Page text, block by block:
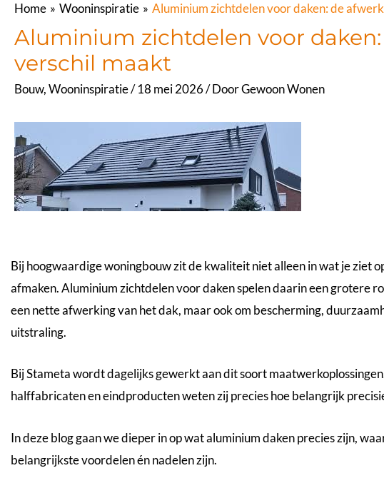
Home Wooninspiratie Aluminium zichtdelen voor daken: de
Aluminium zichtdelen voor
verschil maakt
Bouw,Wooninspiratie/18 mei 2026/ DoorGewoon Wonen
Bij hoogwaardige woningbouw zit de kwaliteit niet alleen in wat je ziet
afmaken. Aluminium zichtdelen voor daken spelen daarin een grotere
een nette afwerking van het dak, maar ook om bescherming,
uitstraling.
Bij Stameta wordt dagelijks gewerkt aan dit soort
halffabricaten en eindproducten weten zij precies hoe belangrijk
In deze blog gaan we dieper in op wataluminium dakenprecies zijn,
belangrijkste voordelen én nadelen zijn.